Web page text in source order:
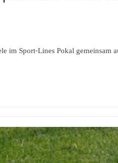
Sport-Lines Pokal gemeinsam